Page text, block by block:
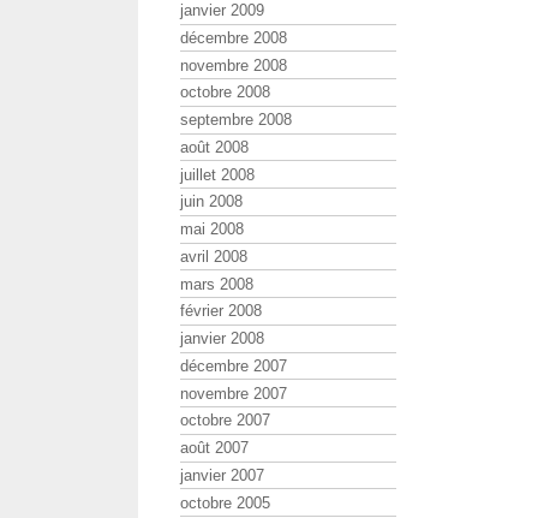
janvier 2009
décembre 2008
novembre 2008
octobre 2008
septembre 2008
août 2008
juillet 2008
juin 2008
mai 2008
avril 2008
mars 2008
février 2008
janvier 2008
décembre 2007
novembre 2007
octobre 2007
août 2007
janvier 2007
octobre 2005